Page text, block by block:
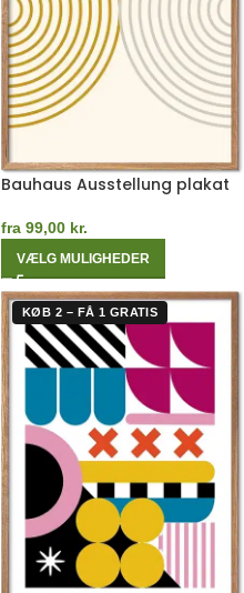
Bauhaus Ausstellung plakat
fra 99,00 kr.
VÆLG MULIGHEDER
KØB 2 – FÅ 1 GRATIS